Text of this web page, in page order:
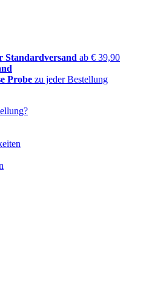
Standardversand ab € 39,90
Probe zu jeder Bestellung